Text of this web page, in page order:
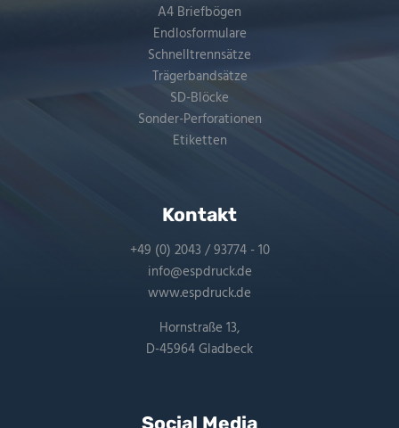
A4 Briefbögen
Endlosformulare
Schnelltrennsätze
Trägerbandsätze
SD-Blöcke
Sonder-Perforationen
Etiketten
Kontakt
+49 (0) 2043 / 93774 - 10
info@espdruck.de
www.espdruck.de
Hornstraße 13,
D-45964 Gladbeck
Social Media